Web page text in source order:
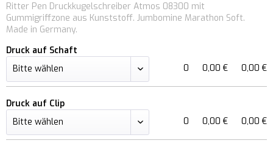
Ritter Pen Druckkugelschreiber Atmos 08300 mit
Gummigriffzone aus Kunststoff. Jumbomine Marathon Soft.
Made in Germany.
Druck auf Schaft
0
0,00 € 0,00 €
Druck auf Clip
0
0,00 € 0,00 €